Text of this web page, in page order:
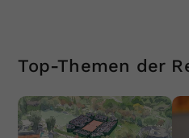
Top-Themen der